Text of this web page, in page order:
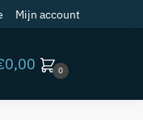
Mijn account
0,00 0